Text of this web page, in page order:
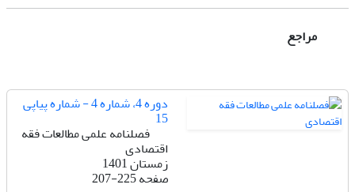
مراجع
دوره 4، شماره 4 - شماره پیاپی
15
فصلنامه علمی مطالعات فقه
اقتصادی
زمستان 1401
صفحه207-225